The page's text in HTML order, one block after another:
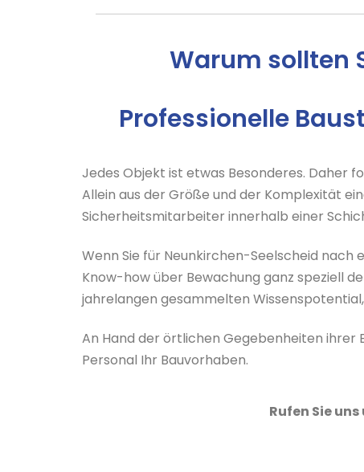
Warum sollten
Professionelle
Jedes Objekt ist etwas Besonderes. Daher
Allein aus der Größe und der Komplexität
Sicherheitsmitarbeiter innerhalb einer
Wenn Sie für Neunkirchen-Seelscheid nach
Know-how über Bewachung ganz speziell
jahrelangen gesammelten
An Hand der örtlichen Gegebenheiten ihrer
Personal Ihr Bauvorhaben.
Rufen Sie